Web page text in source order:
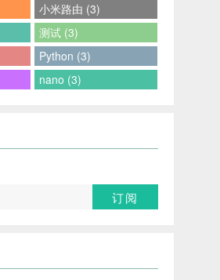
小米路由 (3)
测试 (3)
Python (3)
nano (3)